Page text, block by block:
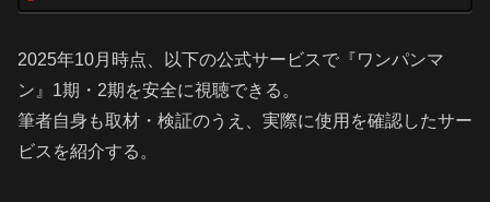
2025年10月時点、以下の公式サービスで『ワンパンマ
ン』1期・2期を安全に視聴できる。
筆者自身も取材・検証のうえ、実際に使用を確認したサー
ビスを紹介する。